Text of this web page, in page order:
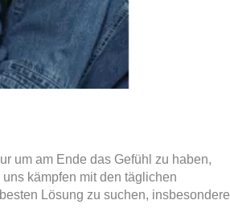
um am Ende das Gefühl zu haben,
kämpfen mit den täglichen
Lösung zu suchen, insbesondere